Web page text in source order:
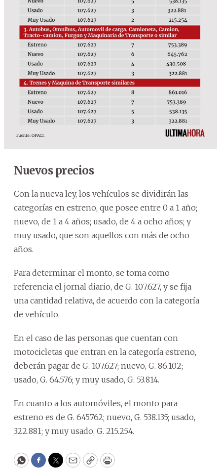
Nuevos precios
Con la nueva ley, los vehículos se dividirán las
categorías en estreno, que posee entre 0 a 1 año;
nuevo, de 1 a 4 años; usado, de 4 a ocho años; y
muy usado, que son aquellos con más de ocho
años.
Para determinar el monto, se toma como
referencia el jornal diario, de G. 107.627, y se fija
una cantidad relativa, de acuerdo con la categoría
de vehículo.
En el caso de las personas que cuentan con
motocicletas que entran en la categoría estreno,
deberán pagar de G. 107.627; nuevo, G. 86.102;
usado, G. 64.576; y muy usado, G. 53.814.
En cuanto a los automóviles, el monto para
estreno es de G. 645.762; nuevo, G. 538.135; usado,
322.881; y muy usado, G. 215.254.
WhatsApp
Facebook
Twitter
EmailCopyPrint